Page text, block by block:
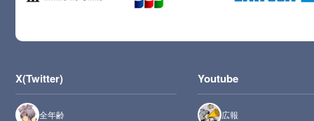
X(Twitter)
全年齢
Youtube
広報